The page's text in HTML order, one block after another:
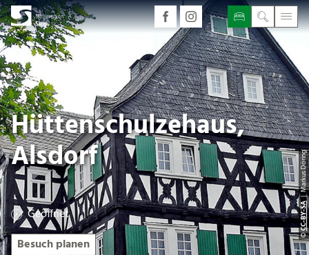
©
CC-BY-SA
| Markus Döring
Hüttenschulzehaus,
Alsdorf
Geöffnet
Besuch planen